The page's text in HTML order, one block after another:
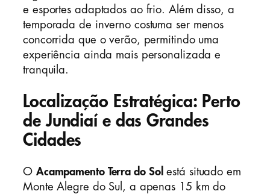
e esportes adaptados ao frio. Além disso, a
temporada de inverno costuma ser menos
concorrida que o verão, permitindo uma
experiência ainda mais personalizada e
tranquila.
Localização Estratégica: Perto
de Jundiaí e das Grandes
Cidades
O Acampamento Terra do Sol está situado em
Monte Alegre do Sul, a apenas 15 km do